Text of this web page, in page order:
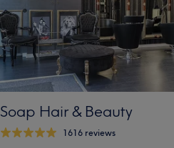
Soap Hair & Beauty
1616 reviews